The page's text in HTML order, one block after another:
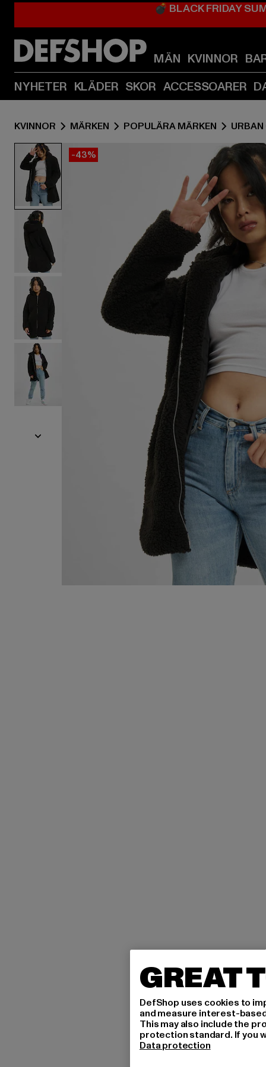
💣 BLACK FRIDAY
MÄN KVINNOR
NYHETER KLÄDER SKOR ACCESSOARER
KVINNOR MÄRKEN POPULÄRA MÄRKEN
-43%
GREAT
DefShop uses cookies to
and measure interest-
This may also include the
protection standard. If you
Data protection